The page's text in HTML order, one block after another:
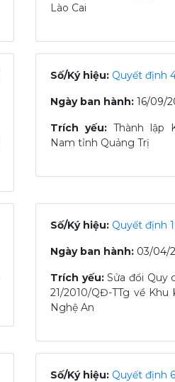
Lào Cai
Số/Ký hiệu: Quyết định
Ngày ban hành: 16/09/
Trích yếu: Thành lập
Nam tỉnh Quảng Trị
Số/Ký hiệu: Quyết định
Ngày ban hành: 03/04/
Trích yếu: Sửa đổi Quy
21/2010/QĐ-TTg về
Nghệ An
Số/Ký hiệu: Quyết định